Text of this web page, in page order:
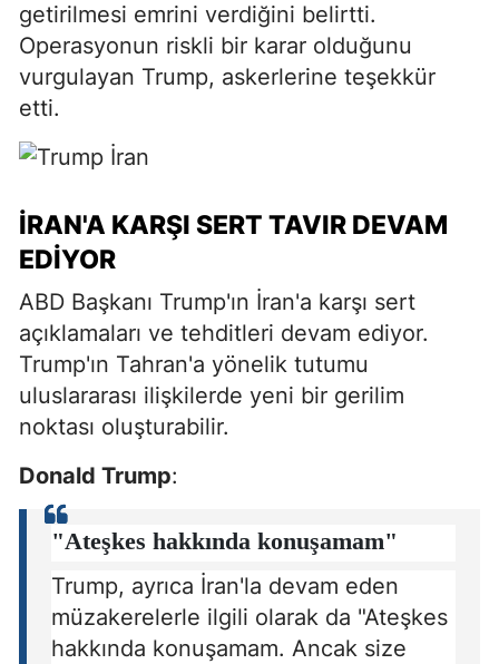
getirilmesi emrini verdiğini belirtti.
Operasyonun riskli bir karar olduğunu
vurgulayan Trump, askerlerine teşekkür
etti.
İRAN'A KARŞI SERT TAVIR DEVAM
EDIYOR
ABD Başkanı Trump'ın İran'a karşı sert
açıklamaları ve tehditleri devam ediyor.
Trump'ın Tahran'a yönelik tutumu
uluslararası ilişkilerde yeni bir gerilim
noktası oluşturabilir.
Donald Trump:
"Ateşkes hakkında konuşamam"
Trump, ayrıca İran'la devam eden
müzakerelerle ilgili olarak da "Ateşkes
hakkında konuşamam. Ancak size